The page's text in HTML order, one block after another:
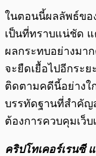
ในตอนนี้ผลลัพธ์ของ
เป็นที่ทราบแน่ชัด
ผลกระทบอย่างมา
จะยืดเยื้อไปอีกระ
ติดตามคดีนี้อย่างใ
บรรทัดฐานที่สำคัญ
ต้องการควบคุมเว็บ
คริปโทเคอร์เรนซี